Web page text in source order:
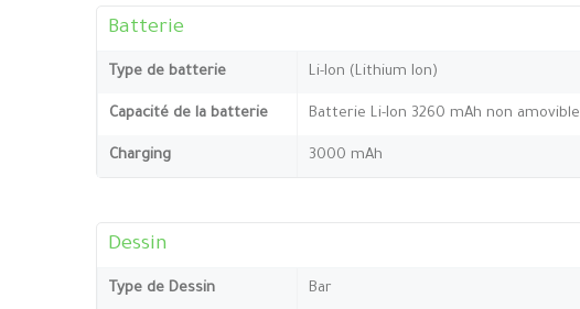
Batterie
Type de batterie Li-Ion (Lithium Ion)
Capacité de la batterie Batterie Li-Ion 3260 mAh non amovible
Charging 3000 mAh
Dessin
Type de Dessin Bar